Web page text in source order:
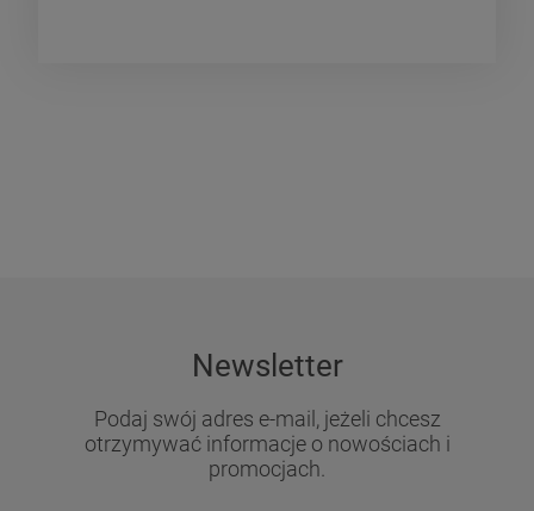
Newsletter
Podaj swój adres e-mail, jeżeli chcesz
otrzymywać informacje o nowościach i
promocjach.